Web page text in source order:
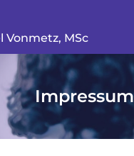
Vonmetz, MSc
Impressum